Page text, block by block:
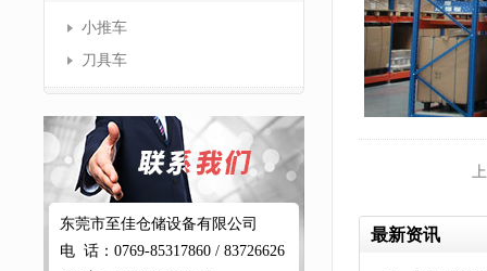
小推车
刀具车
东莞市至佳仓储设备有限公司
电 话：0769-85317860 / 83726626
最新资讯